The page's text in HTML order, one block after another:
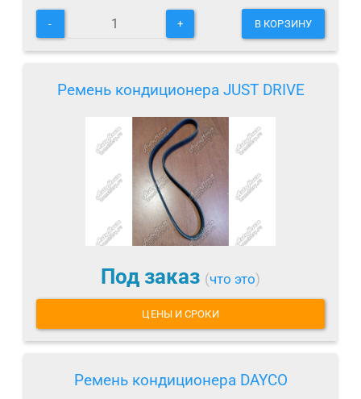
- + В КОРЗИНУ
Ремень кондиционера JUST DRIVE
Под заказ (что это)
ЦЕНЫ И СРОКИ
Ремень кондиционера DAYCO